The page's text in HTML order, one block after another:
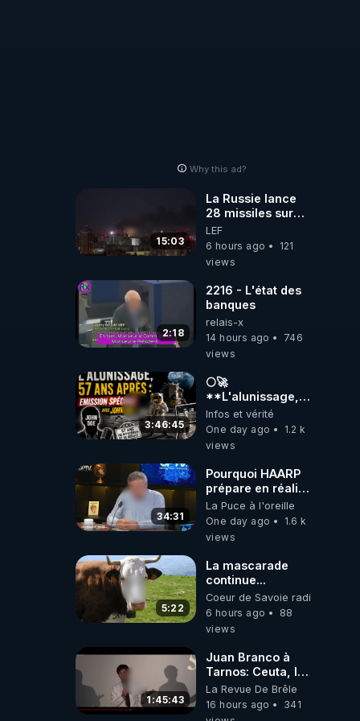
Why this ad?
15:03
La Russie lance
28 missiles sur
Kiev, l'attaque
révèle la faiblesse
de Kiev
LEF
6 hours ago
121
views
2:18
2216 - L'état des
banques
relais-x
14 hours ago
746
views
3:46:45
🌕🚀
**L'alunissage,
57 ans après :
Émission spéciale
avec John Doe
Infos et vérité
One day ago
1.2 k
views
34:31
Pourquoi HAARP
prépare en réalité
un CHAOS
climatique, on
répond
La Puce à l'oreille
One day ago
1.6 k
views
5:22
La mascarade
continue...
Coeur de Savoie radioweb TV
6 hours ago
88
views
1:45:43
Juan Branco à
Tarnos: Ceuta, le
narcotrafic et le
pouvoir en France
La Revue De Brêle
16 hours ago
341